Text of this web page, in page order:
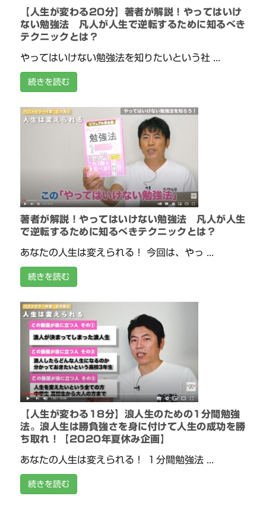
【人生が変わる20分】著者が解説！やってはいけ
ない勉強法 凡人が人生で逆転するために知るべき
テクニックとは？
やってはいけない勉強法を知りたいという社 ...
続きを読む
著者が解説！やってはいけない勉強法 凡人が人生
で逆転するために知るべきテクニックとは？
あなたの人生は変えられる！ 今回は、やっ ...
続きを読む
【人生が変わる18分】浪人生のための1分間勉強
法。浪人生は勝負強さを身に付けて人生の成功を勝
ち取れ！【2020年夏休み企画】
あなたの人生は変えられる！ １分間勉強法 ...
続きを読む